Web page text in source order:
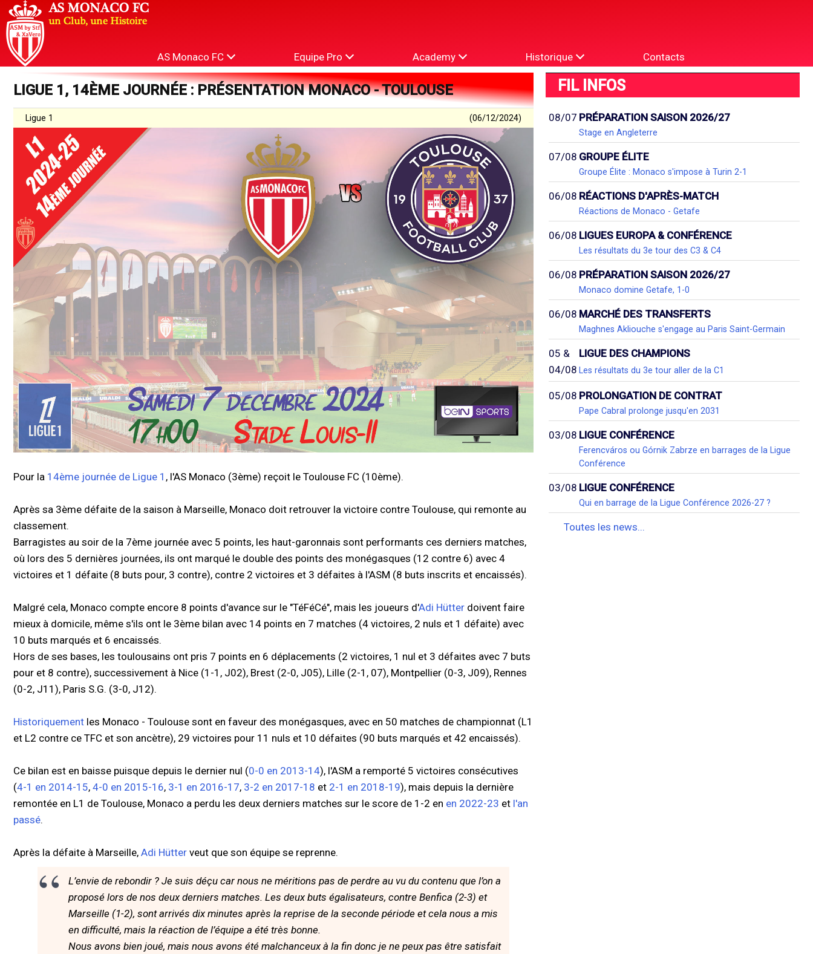
AS Monaco FC Equipe Pro Academy Historique Contacts
LIGUE 1, 14ÈME JOURNÉE : PRÉSENTATION MONACO - TOULOUSE
Ligue 1 (06/12/2024)
Pour la 14ème journée de Ligue 1 , l'AS Monaco (3ème) reçoit le Toulouse FC (10ème).
Après sa 3ème défaite de la saison à Marseille, Monaco doit retrouver la victoire contre Toulouse, qui remonte au
classement.
Barragistes au soir de la 7ème journée avec 5 points, les haut-garonnais sont performants ces derniers matches,
où lors des 5 dernières journées, ils ont marqué le double des points des monégasques (12 contre 6) avec 4
victoires et 1 défaite (8 buts pour, 3 contre), contre 2 victoires et 3 défaites à l'ASM (8 buts inscrits et encaissés).
Malgré cela, Monaco compte encore 8 points d'avance sur le "TéFéCé", mais les joueurs d'Adi Hütter doivent faire
mieux à domicile, même s'ils ont le 3ème bilan avec 14 points en 7 matches (4 victoires, 2 nuls et 1 défaite) avec
10 buts marqués et 6 encaissés.
Hors de ses bases, les toulousains ont pris 7 points en 6 déplacements (2 victoires, 1 nul et 3 défaites avec 7 buts
pour et 8 contre), successivement à Nice (1-1, J02), Brest (2-0, J05), Lille (2-1, 07), Montpellier (0-3, J09), Rennes
(0-2, J11), Paris S.G. (3-0, J12).
Historiquement les Monaco - Toulouse sont en faveur des monégasques, avec en 50 matches de championnat (L1
et L2 contre ce TFC et son ancètre), 29 victoires pour 11 nuls et 10 défaites (90 buts marqués et 42 encaissés).
Ce bilan est en baisse puisque depuis le dernier nul (0-0 en 2013-14), l'ASM a remporté 5 victoires consécutives
(4-1 en 2014-15, 4-0 en 2015-16, 3-1 en 2016-17, 3-2 en 2017-18 et 2-1 en 2018-19), mais depuis la dernière
remontée en L1 de Toulouse, Monaco a perdu les deux derniers matches sur le score de 1-2 en en 2022-23 et l'an
passé.
Après la défaite à Marseille, Adi Hütter veut que son équipe se reprenne.
L’envie de rebondir ? Je suis déçu car nous ne méritions pas de perdre au vu du contenu que l’on a
proposé lors de nos deux derniers matches. Les deux buts égalisateurs, contre Benfica (2-3) et
Marseille (1-2), sont arrivés dix minutes après la reprise de la seconde période et cela nous a mis
en difficulté, mais la réaction de l’équipe a été très bonne.
Nous avons bien joué, mais nous avons été malchanceux à la fin donc je ne peux pas être satisfait
FIL INFOS
08/07 PRÉPARATION SAISON 2026/27
Stage en Angleterre
07/08 GROUPE ÉLITE
Groupe Élite : Monaco s'impose à Turin 2-1
06/08 RÉACTIONS D'APRÈS-MATCH
Réactions de Monaco - Getafe
06/08 LIGUES EUROPA & CONFÉRENCE
Les résultats du 3e tour des C3 & C4
06/08 PRÉPARATION SAISON 2026/27
Monaco domine Getafe, 1-0
06/08 MARCHÉ DES TRANSFERTS
Maghnes Akliouche s'engage au Paris Saint-Germain
05 &
04/08
LIGUE DES CHAMPIONS
Les résultats du 3e tour aller de la C1
05/08 PROLONGATION DE CONTRAT
Pape Cabral prolonge jusqu'en 2031
03/08 LIGUE CONFÉRENCE
Ferencváros ou Górnik Zabrze en barrages de la Ligue
Conférence
03/08 LIGUE CONFÉRENCE
Qui en barrage de la Ligue Conférence 2026-27 ?
Toutes les news...